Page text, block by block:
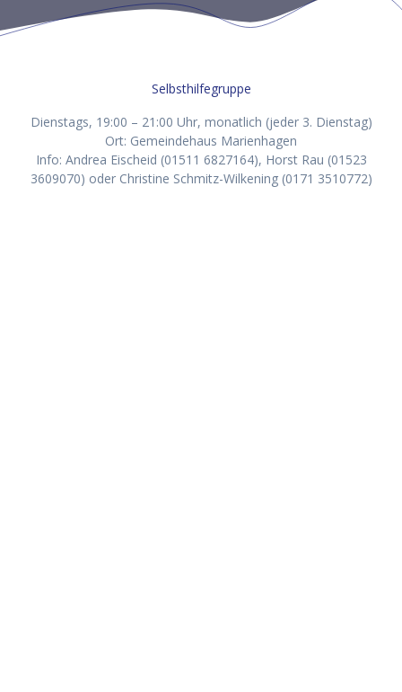
Selbsthilfegruppe
Dienstags, 19:00 – 21:00 Uhr, monatlich (jeder 3. Dienstag)
Ort: Gemeindehaus Marienhagen
Info: Andrea Eischeid (01511 6827164), Horst Rau (01523
3609070) oder Christine Schmitz-Wilkening (0171 3510772)